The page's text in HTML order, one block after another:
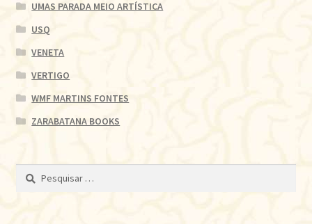
UMAS PARADA MEIO ARTÍSTICA
USQ
VENETA
VERTIGO
WMF MARTINS FONTES
ZARABATANA BOOKS
Pesquisar